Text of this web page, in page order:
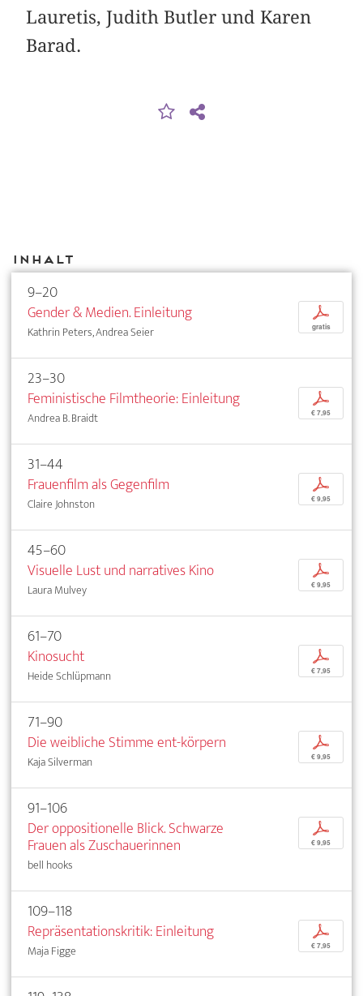
Lauretis, Judith Butler und Karen
Barad.
Inhalt
9–20
Gender & Medien. Einleitung
Kathrin Peters, Andrea Seier
p
gratis
23–30
Feministische Filmtheorie: Einleitung
Andrea B. Braidt
p
€ 7,95
31–44
Frauenfilm als Gegenfilm
Claire Johnston
p
€ 9,95
45–60
Visuelle Lust und narratives Kino
Laura Mulvey
p
€ 9,95
61–70
Kinosucht
Heide Schlüpmann
p
€ 7,95
71–90
Die weibliche Stimme ent-körpern
Kaja Silverman
p
€ 9,95
91–106
Der oppositionelle Blick. Schwarze
Frauen als Zuschauerinnen
bell hooks
p
€ 9,95
109–118
Repräsentationskritik: Einleitung
Maja Figge
p
€ 7,95